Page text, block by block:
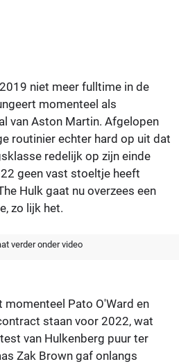
niet meer fulltime in de
momenteel als
van Aston Martin. Afgelopen
routinier echter hard op uit dat
redelijk op zijn einde
geen vast stoeltje heeft
Hulk gaat nu overzees een
zo lijk het.
verder onder video
momenteel Pato O'Ward en
staan voor 2022, wat
van Hulkenberg puur ter
Zak Brown gaf onlangs